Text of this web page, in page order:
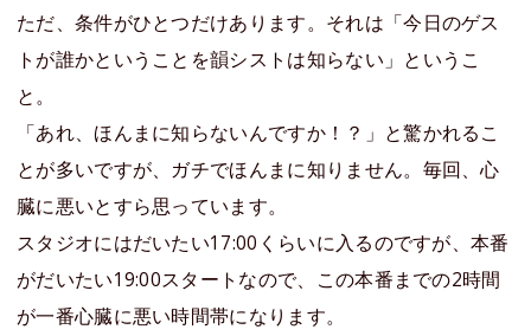
ただ、条件がひとつだけあります。それは「今日のゲス
トが誰かということを韻シストは知らない」というこ
と。
「あれ、ほんまに知らないんですか！？」と驚かれるこ
とが多いですが、ガチでほんまに知りません。毎回、心
臓に悪いとすら思っています。
スタジオにはだいたい17:00くらいに入るのですが、本番
がだいたい19:00スタートなので、この本番までの2時間
が一番心臓に悪い時間帯になります。